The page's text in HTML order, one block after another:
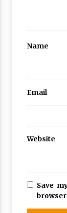
Name
Email
Website
Save